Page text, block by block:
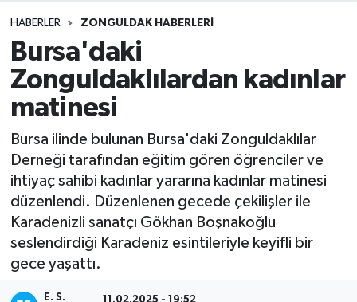
HABERLER ZONGULDAK HABERLERI
Bursa'daki
Zonguldaklılardan kadınlar
matinesi
Bursa ilinde bulunan Bursa'daki Zonguldaklılar
Derneği tarafından eğitim gören öğrenciler ve
ihtiyaç sahibi kadınlar yararına kadınlar matinesi
düzenlendi. Düzenlenen gecede çekilişler ile
Karadenizli sanatçı Gökhan Boşnakoğlu
seslendirdiği Karadeniz esintileriyle keyifli bir
gece yaşattı.
E. S. 11.02.2025 - 19:52
DEVREK
EREĞLİ
KARABÜK
KASTAMONU